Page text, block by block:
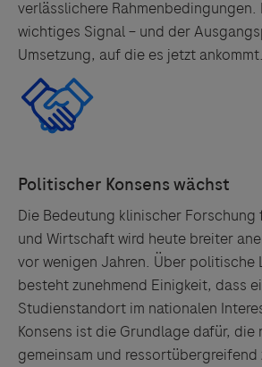
Die Bedeutung klinischer
und Wirtschaft wird heute breiter
vor wenigen Jahren. Über politische
besteht zunehmend Einigkeit, dass
Studienstandort im nationalen
Konsens ist die Grundlage dafür,
gemeinsam und ressortübergreifend
verlässlichere Rahmenbedingungen.
wichtiges Signal – und der
Umsetzung, auf die es jetzt ankommt.